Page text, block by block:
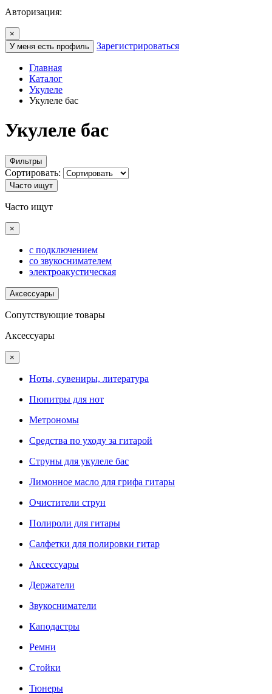
Авторизация:
×
У меня есть профиль
Зарегистрироваться
Главная
Каталог
Укулеле
Укулеле бас
Укулеле бас
Фильтры
Сортировать:
Часто ищут
Часто ищут
×
с подключением
со звукоснимателем
электроакустическая
Аксессуары
Сопутствующие товары
Аксессуары
×
Ноты, сувениры, литература
Пюпитры для нот
Метрономы
Средства по уходу за гитарой
Струны для укулеле бас
Лимонное масло для грифа гитары
Очистители струн
Полироли для гитары
Салфетки для полировки гитар
Аксессуары
Держатели
Звукосниматели
Каподастры
Ремни
Стойки
Тюнеры